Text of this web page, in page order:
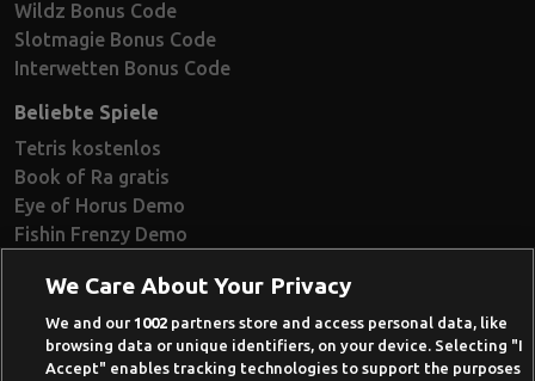
Wildz Bonus Code
Slotmagie Bonus Code
Interwetten Bonus Code
Beliebte Spiele
Tetris kostenlos
Book of Ra gratis
Eye of Horus Demo
Fishin Frenzy Demo
Book of Dead Demo
Razor Shark Demo
Beste Online Casinos 2026
We Care About Your Privacy
We and our1002 partners store and access personal data, like
browsing data or unique identifiers, on your device. Selecting "I
Accept" enables tracking technologies to support the purposes